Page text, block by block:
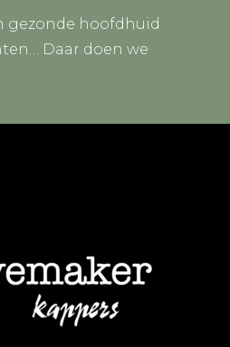
gezonde hoofdhuid
Daar doen we